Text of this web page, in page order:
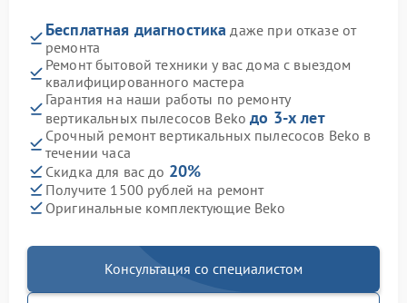
Бесплатная диагностика даже при отказе от
ремонта
Ремонт бытовой техники у вас дома с выездом
квалифицированного мастера
Гарантия на наши работы по ремонту
вертикальных пылесосов Bekoдо 3-х лет
Срочный ремонт вертикальных пылесосов Beko в
течении часа
Скидка для вас до 20%
Получите 1500 рублей на ремонт
Оригинальные комплектующие Beko
Консультация со специалистом